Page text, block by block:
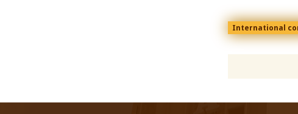
Menu
top
En
International